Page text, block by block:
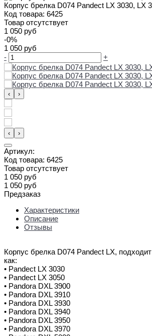
Корпус брелка D074 Pandect LX 3030, LX
Код товара: 6425
Товар отсутствует
1 050 руб
-0%
1 050 руб
-
+
‹ ›
‹ ›
Артикул:
Код товара: 6425
Товар отсутствует
1 050 руб
1 050 руб
Предзаказ
Характеристики
Описание
Отзывы
Корпус брелка D074 Pandect LX,
как:
• Pandect LX 3030
• Pandect LX 3050
• Pandora DXL 3900
• Pandora DXL 3910
• Pandora DXL 3930
• Pandora DXL 3940
• Pandora DXL 3950
• Pandora DXL 3970